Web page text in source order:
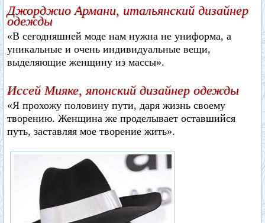
Джорджио Армани, итальянский дизайнер
одежды
«В сегодняшней моде нам нужна не униформа, а
уникальные и очень индивидуальные вещи,
выделяющие женщину из массы».
Иссей Мияке, японский дизайнер одежды
«Я прохожу половину пути, даря жизнь своему
творению. Женщина же проделывает оставшийся
путь, заставляя мое творение жить».